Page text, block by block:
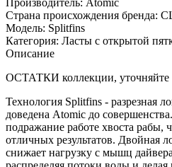
Страна происхождения бренда:
Модель: Splitfins
Категория: Ласты с открытой
Описание
ОСТАТКИ коллекции, уточняйте
Технология Splitfins - разрезная
доведена Atomic до
подражание работе хвоста рабы,
отличных результатов. Двойная
снижает нагрузку с мышц